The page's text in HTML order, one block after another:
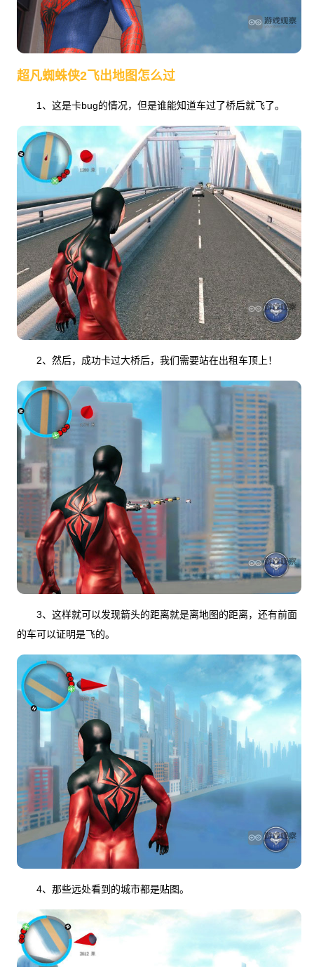
超凡蜘蛛侠2飞出地图怎么过
1、这是卡bug的情况，但是谁能知道车过了桥后就飞了。
2、然后，成功卡过大桥后，我们需要站在出租车顶上！
3、这样就可以发现箭头的距离就是离地图的距离，还有前面
的车可以证明是飞的。
4、那些远处看到的城市都是贴图。